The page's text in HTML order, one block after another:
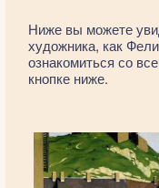
Ниже вы можете
художника, как
ознакомиться со
кнопке ниже.